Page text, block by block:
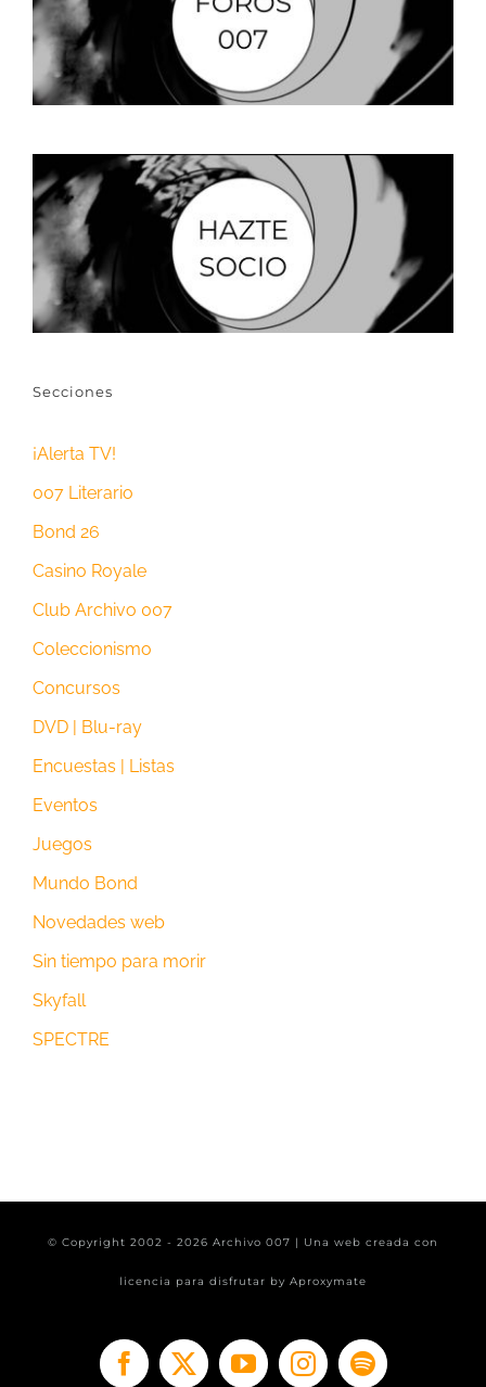
Secciones
¡Alerta TV!
007 Literario
Bond 26
Casino Royale
Club Archivo 007
Coleccionismo
Concursos
DVD | Blu-ray
Encuestas | Listas
Eventos
Juegos
Mundo Bond
Novedades web
Sin tiempo para morir
Skyfall
SPECTRE
© Copyright 2002 - 2026 Archivo 007 | Una web creada con
licencia para disfrutar by Aproxymate
Facebook
X YouTubeInstagramSpotify